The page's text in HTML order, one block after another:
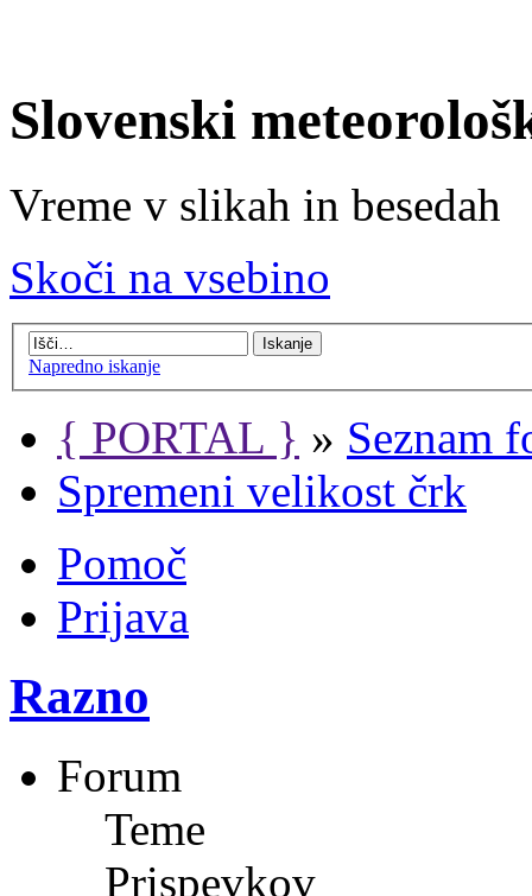
Slovenski
Vreme v slikah in besedah
Skoči na vsebino
Napredno iskanje
{ PORTAL } » Seznam
Spremeni velikost črk
Pomoč
Prijava
Razno
Forum
Teme
Prispevkov